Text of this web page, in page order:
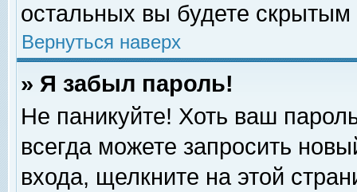
остальных вы будете скрытым
Вернуться наверх
» Я забыл пароль!
Не паникуйте! Хоть ваш
всегда можете запросить
входа, щелкните на этой